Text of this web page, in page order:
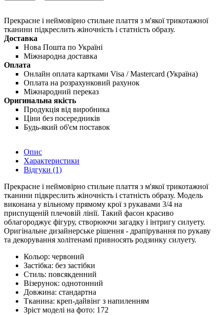
Прекрасне і неймовірно стильне плаття з м'якої трикотажної
тканини підкреслить жіночність і статність образу.
Доставка
Нова Пошта по Україні
Міжнародна доставка
Оплата
Онлайн оплата картками Visa / Mastercard (Україна)
Оплата на розрахунковий рахунок
Міжнародний переказ
Оригинальна якість
Продукція від виробника
Ціни без посередників
Будь-який об'єм поставок
Опис
Характеристики
Відгуки (1)
Прекрасне і неймовірно стильне плаття з м'якої трикотажної
тканини підкреслить жіночність і статність образу. Модель
виконана у вільному прямому крої з рукавами 3/4 на
приспущеній плечовій лінії. Такий фасон красиво
облагороджує фігуру, створюючи загадку і інтригу силуету.
Оригінальне дизайнерське рішення - драпірування по рукаву
та декорування холітенамі привносять родзинку силуету.
Кольор: червоний
Застібка: без застібки
Стиль: повсякденний
Візерунок: однотонний
Довжина: стандартна
Тканина: креп-дайвінг з напиленням
Зріст моделі на фото: 172